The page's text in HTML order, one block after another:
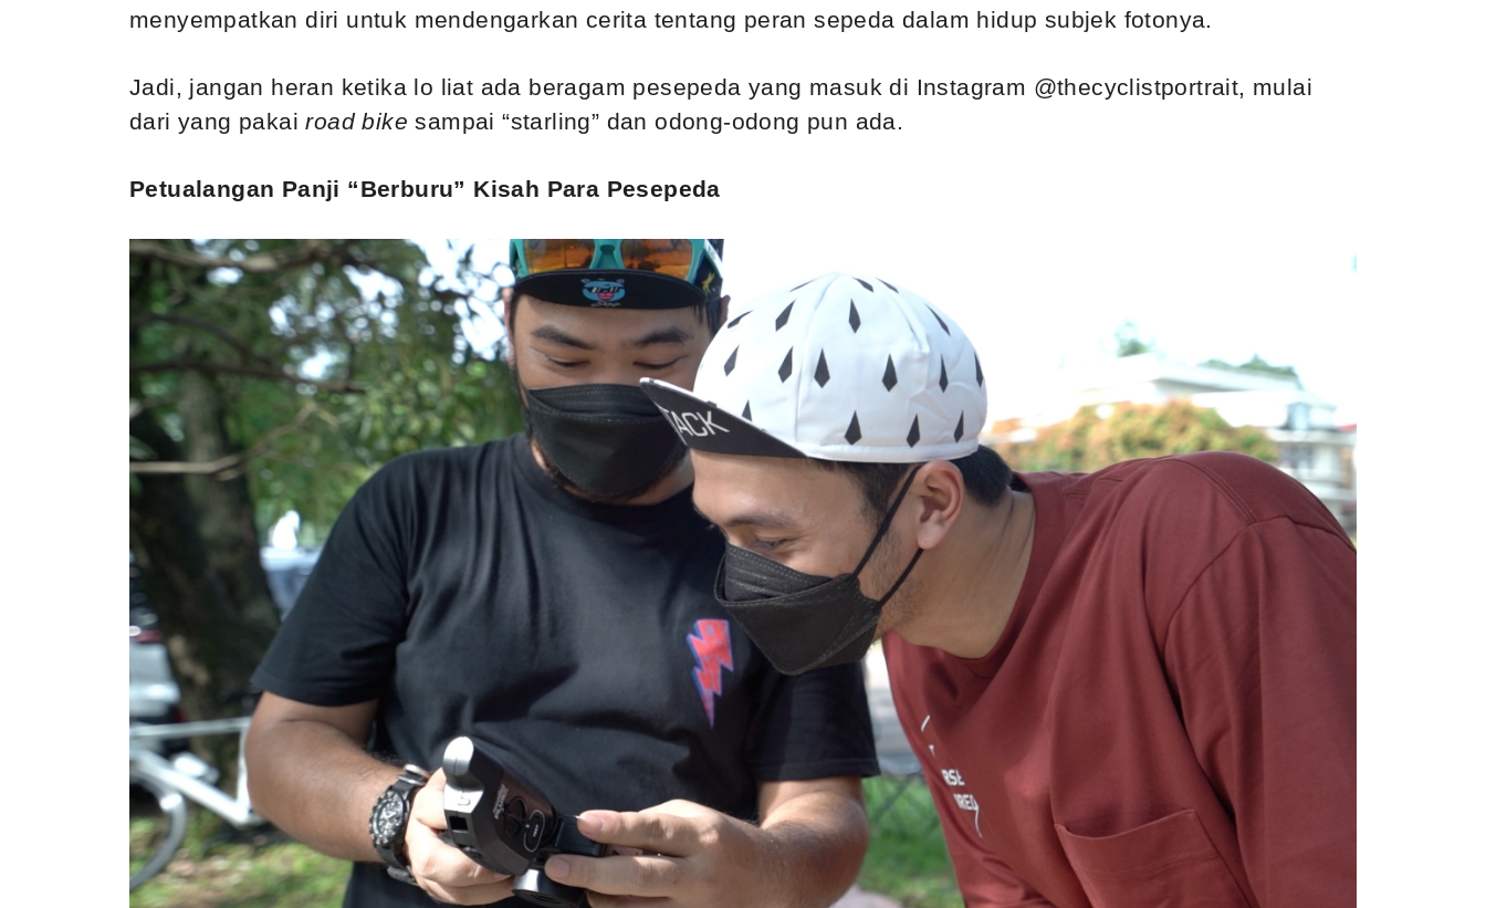
menyempatkan diri untuk mendengarkan cerita tentang peran sepeda dalam hidup subjek fotonya.
Jadi, jangan heran ketika lo liat ada beragam pesepeda yang masuk di Instagram @thecyclistportrait, mulai
dari yang pakairoad bike sampai “starling” dan odong-odong pun ada.
Petualangan Panji “Berburu” Kisah Para Pesepeda